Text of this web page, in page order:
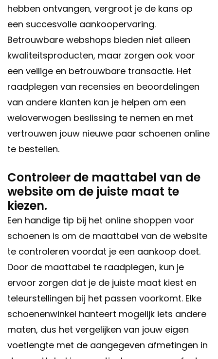
hebben ontvangen, vergroot je de kans op
een succesvolle aankoopervaring.
Betrouwbare webshops bieden niet alleen
kwaliteitsproducten, maar zorgen ook voor
een veilige en betrouwbare transactie. Het
raadplegen van recensies en beoordelingen
van andere klanten kan je helpen om een
weloverwogen beslissing te nemen en met
vertrouwen jouw nieuwe paar schoenen online
te bestellen.
Controleer de maattabel van de
website om de juiste maat te
kiezen.
Een handige tip bij het online shoppen voor
schoenen is om de maattabel van de website
te controleren voordat je een aankoop doet.
Door de maattabel te raadplegen, kun je
ervoor zorgen dat je de juiste maat kiest en
teleurstellingen bij het passen voorkomt. Elke
schoenenwinkel hanteert mogelijk iets andere
maten, dus het vergelijken van jouw eigen
voetlengte met de aangegeven afmetingen in